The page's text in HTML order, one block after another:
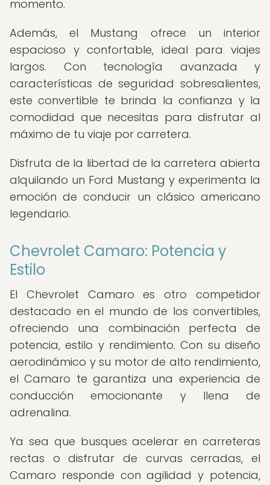
momento.
Además, el Mustang ofrece un interior
espacioso y confortable, ideal para viajes
largos. Con tecnología avanzada y
características de seguridad sobresalientes,
este convertible te brinda la confianza y la
comodidad que necesitas para disfrutar al
máximo de tu viaje por carretera.
Disfruta de la libertad de la carretera abierta
alquilando un Ford Mustang y experimenta la
emoción de conducir un clásico americano
legendario.
Chevrolet Camaro: Potencia y
Estilo
El Chevrolet Camaro es otro competidor
destacado en el mundo de los convertibles,
ofreciendo una combinación perfecta de
potencia, estilo y rendimiento. Con su diseño
aerodinámico y su motor de alto rendimiento,
el Camaro te garantiza una experiencia de
conducción emocionante y llena de
adrenalina.
Ya sea que busques acelerar en carreteras
rectas o disfrutar de curvas cerradas, el
Camaro responde con agilidad y potencia,